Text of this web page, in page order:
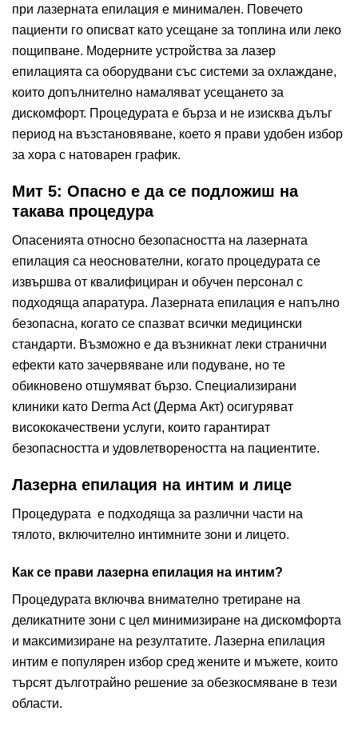
при лазерната епилация е минимален. Повечето
пациенти го описват като усещане за топлина или леко
пощипване. Модерните устройства за лазер
епилацията са оборудвани със системи за охлаждане,
които допълнително намаляват усещането за
дискомфорт. Процедурата е бърза и не изисква дълъг
период на възстановяване, което я прави удобен избор
за хора с натоварен график.
Мит 5: Опасно е да се подложиш на
такава процедура
Опасенията относно безопасността на лазерната
епилация са неоснователни, когато процедурата се
извършва от квалифициран и обучен персонал с
подходяща апаратура. Лазерната епилация е напълно
безопасна, когато се спазват всички медицински
стандарти. Възможно е да възникнат леки странични
ефекти като зачервяване или подуване, но те
обикновено отшумяват бързо. Специализирани
клиники като Derma Act (Дерма Акт) осигуряват
висококачествени услуги, които гарантират
безопасността и удовлетвореността на пациентите.
Лазерна епилация на интим и лице
Процедурата е подходяща за различни части на
тялото, включително интимните зони и лицето.
Как се прави лазерна епилация на интим?
Процедурата включва внимателно третиране на
деликатните зони с цел минимизиране на дискомфорта
и максимизиране на резултатите. Лазерна епилация
интим е популярен избор сред жените и мъжете, които
търсят дълготрайно решение за обезкосмяване в тези
области.